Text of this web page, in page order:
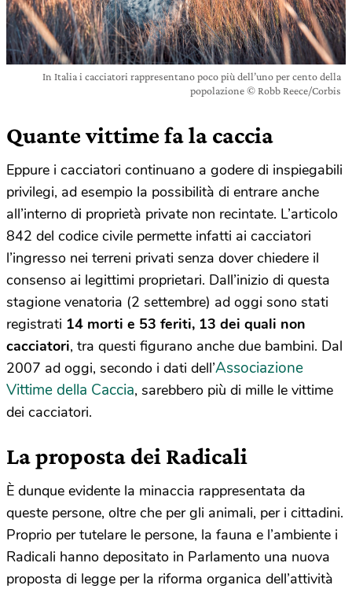
In Italia i cacciatori rappresentano poco più dell’uno per cento della
popolazione © Robb Reece/Corbis
Quante vittime fa la caccia
Eppure i cacciatori continuano a godere di inspiegabili
privilegi, ad esempio la possibilità di entrare anche
all’interno di proprietà private non recintate. L’articolo
842 del codice civile permette infatti ai cacciatori
l’ingresso nei terreni privati senza dover chiedere il
consenso ai legittimi proprietari. Dall’inizio di questa
stagione venatoria (2 settembre) ad oggi sono stati
registrati 14 morti e 53 feriti, 13 dei quali non
cacciatori, tra questi figurano anche due bambini. Dal
2007 ad oggi, secondo i dati dell’Associazione
Vittime della Caccia, sarebbero più di mille le vittime
dei cacciatori.
La proposta dei Radicali
È dunque evidente la minaccia rappresentata da
queste persone, oltre che per gli animali, per i cittadini.
Proprio per tutelare le persone, la fauna e l’ambiente i
Radicali hanno depositato in Parlamento una nuova
proposta di legge per la riforma organica dell’attività